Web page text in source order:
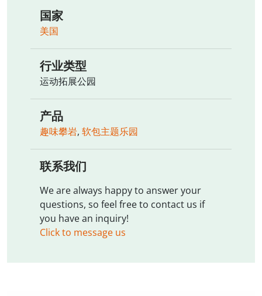
国家
美国
行业类型
运动拓展公园
产品
趣味攀岩, 软包主题乐园
联系我们
We are always happy to answer your
questions, so feel free to contact us if
you have an inquiry!
Click to message us